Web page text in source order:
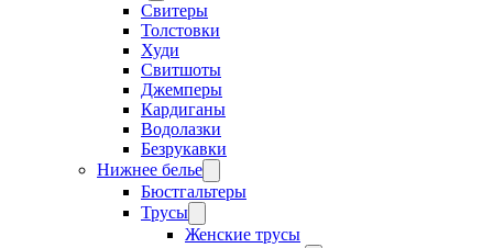
Свитеры
Толстовки
Худи
Свитшоты
Джемперы
Кардиганы
Водолазки
Безрукавки
Нижнее белье
Бюстгальтеры
Трусы
Женские трусы